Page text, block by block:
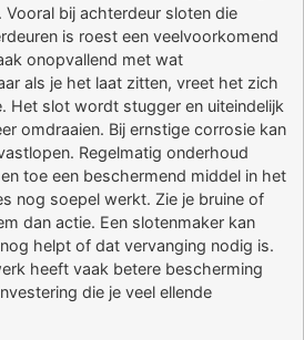
bij achterdeur sloten die
is roest een veelvoorkomend
onopvallend met wat
als je het laat zitten, vreet het zich
Het slot wordt stugger en uiteindelijk
omdraaien. Bij ernstige corrosie kan
Regelmatig onderhoud
toe een beschermend middel in het
nog soepel werkt. Zie je bruine of
dan actie. Een slotenmaker kan
helpt of dat vervanging nodig is.
heeft vaak betere bescherming
die je veel ellende